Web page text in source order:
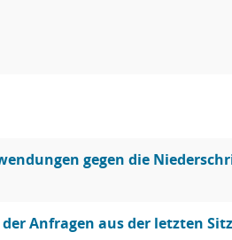
gegen die
Anfragen aus der letzten